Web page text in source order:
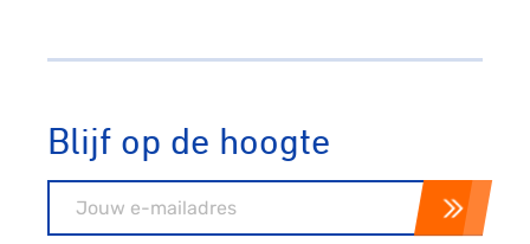
Blijf op de hoogte